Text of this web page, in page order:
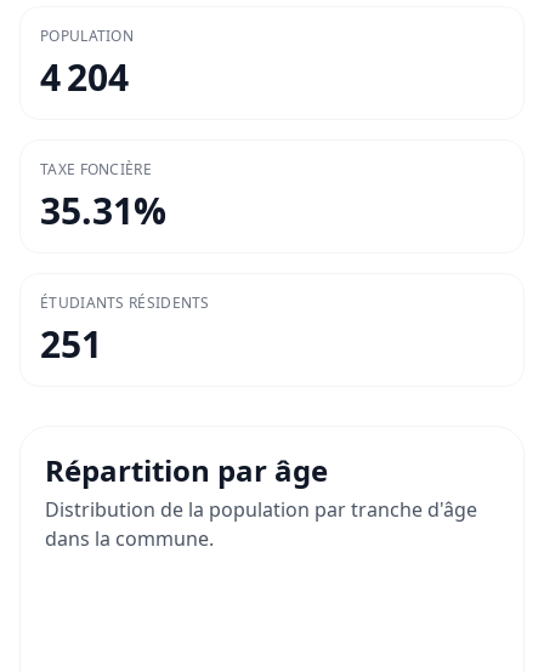
POPULATION
4 204
TAXE FONCIÈRE
35.31%
ÉTUDIANTS RÉSIDENTS
251
Répartition par âge
Distribution de la population par tranche d'âge
dans la commune.